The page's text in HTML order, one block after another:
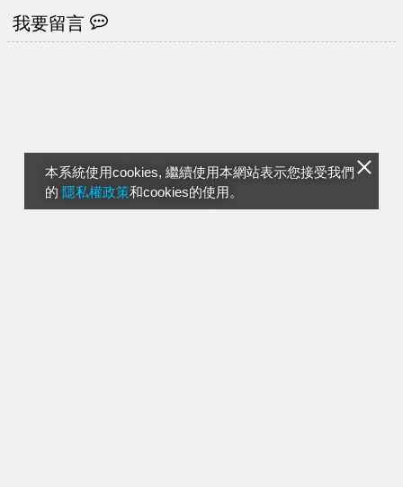
本系統使用cookies, 繼續使用本網站表示您接受我們
的 隱私權政策和cookies的使用。
我要留言